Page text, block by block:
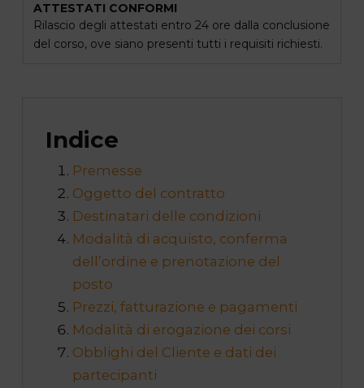
ATTESTATI CONFORMI
Rilascio degli attestati entro 24 ore dalla conclusione
del corso, ove siano presenti tutti i requisiti richiesti.
Indice
Premesse
Oggetto del contratto
Destinatari delle condizioni
Modalità di acquisto, conferma
dell’ordine e prenotazione del
posto
Prezzi, fatturazione e pagamenti
Modalità di erogazione dei corsi
Obblighi del Cliente e dati dei
partecipanti